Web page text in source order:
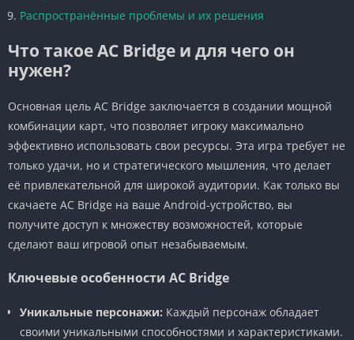
Распространённые проблемы и их решения
Что такое AC Bridge и для чего он
нужен?
Основная цель AC Bridge заключается в создании мощной
комбинации карт, что позволяет игроку максимально
эффективно использовать свои ресурсы. Эта игра требует не
только удачи, но и стратегического мышления, что делает
её привлекательной для широкой аудитории. Как только вы
скачаете AC Bridge на ваше Android-устройство, вы
получите доступ к множеству возможностей, которые
сделают ваш игровой опыт незабываемым.
Ключевые особенности AC Bridge
Уникальные персонажи: Каждый персонаж обладает
своими уникальными способностями и характеристиками.